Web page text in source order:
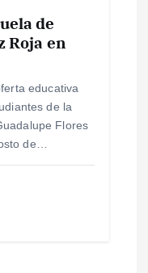
de
Roja en
educativa
de la
Flores
de…